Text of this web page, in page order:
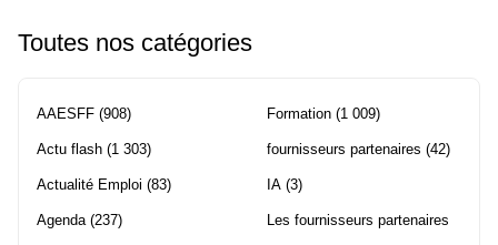
Toutes nos catégories
AAESFF (908)
Actu flash (1 303)
Actualité Emploi (83)
Agenda (237)
Formation (1 009)
fournisseurs partenaires (42)
IA (3)
Les fournisseurs partenaires